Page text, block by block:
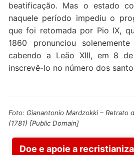
beatificação. Mas o estado
naquele período impediu o
que foi retomada por Pio IX,
1860 pronunciou
cabendo a Leão XIII, em 8
inscrevê-lo no número dos
Foto: Gianantonio Mardzokki – Retrato
(1781) [Public Domain]
Doe e apoie a